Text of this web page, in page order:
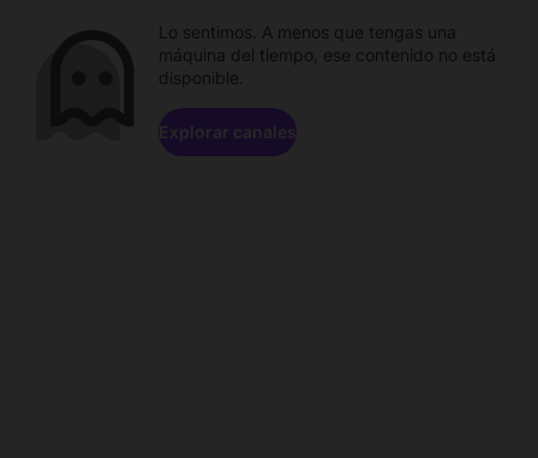
Lo sentimos. A menos que tengas una
máquina del tiempo, ese contenido no está
disponible.
Explorar canales